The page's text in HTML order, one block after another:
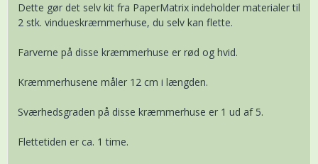
Dette gør det selv kit fra PaperMatrix indeholder materialer til
2 stk. vindueskræmmerhuse, du selv kan flette.
Farverne på disse kræmmerhuse er rød og hvid.
Kræmmerhusene måler 12 cm i længden.
Sværhedsgraden på disse kræmmerhuse er 1 ud af 5.
Flettetiden er ca. 1 time.